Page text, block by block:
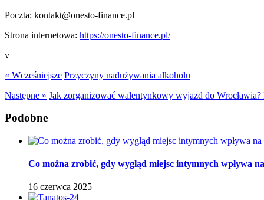
Poczta: kontakt@onesto-finance.pl
Strona internetowa: https://onesto-finance.pl/
v
« Wcześniejsze Przyczyny nadużywania alkoholu
Następne » Jak zorganizować walentynkowy wyjazd do Wrocławia?
Podobne
Co można zrobić, gdy wygląd miejsc intymnych wpływa
16 czerwca 2025